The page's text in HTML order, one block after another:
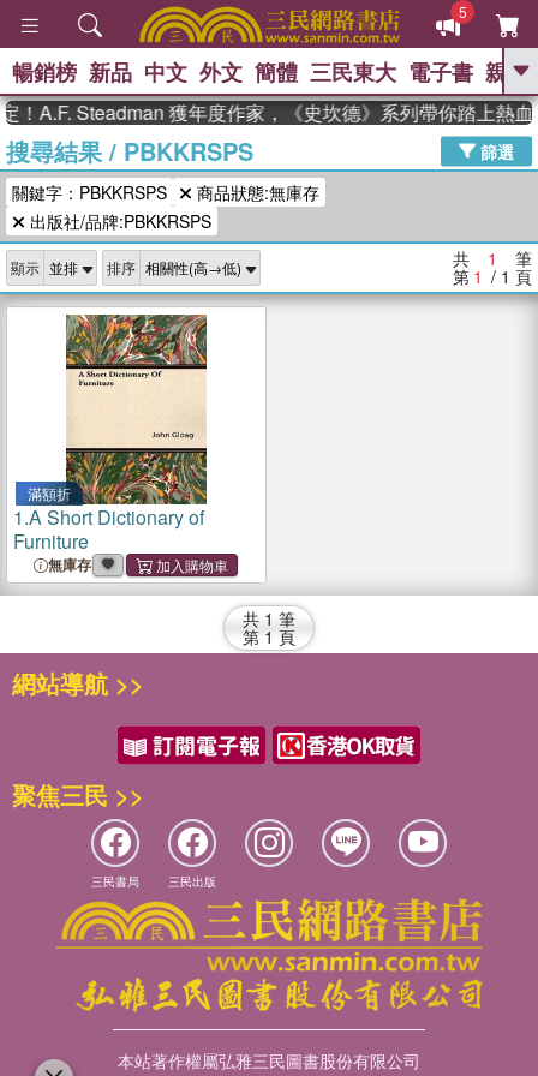
5
GO
熱搜： 高希均教授回憶錄
、 The Odyssey 、 父親節 、 如果歷
史是一群喵
登輝時代 、 數學女孩：黎曼猜想 、
偉大的迷走神經
暢銷榜 新品 中文 外文 簡體 三民東大 電子書 親子
！A.F. Steadman 獲年度作家，《史坎德》系列帶你踏上熱血
搜尋結果/ PBKKRSPS
篩選
關鍵字：PBKKRSPS
商品狀態:無庫存
出版社/品牌:PBKKRSPS
顯示 排序 共 1 筆
第 1 / 1 頁
滿額折
1.A Short Dictionary of
Furniture
無庫存
共 1 筆
第 1 頁
網站導航 >>
聚焦三民 >>
三民書局 三民出版
本站著作權屬弘雅三民圖書股份有限公司